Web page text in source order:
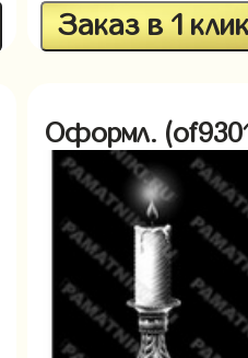
Заказ в 1
Оформл.